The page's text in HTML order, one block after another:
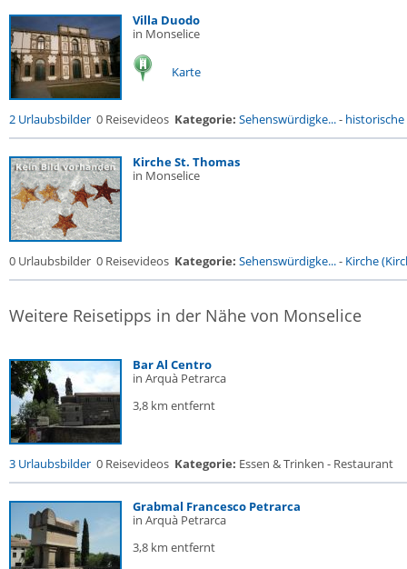
Villa Duodo
in Monselice
Karte
2 Urlaubsbilder 0 Reisevideos Kategorie: Sehenswürdigke...- historische
Kirche St. Thomas
in Monselice
0 Urlaubsbilder 0 Reisevideos Kategorie: Sehenswürdigke...- Kirche
Weitere Reisetipps in der Nähe von Monselice
Bar Al Centro
in Arquà Petrarca
3,8 km entfernt
3 Urlaubsbilder 0 Reisevideos Kategorie: Essen & Trinken - Restaurant
Grabmal Francesco Petrarca
in Arquà Petrarca
3,8 km entfernt